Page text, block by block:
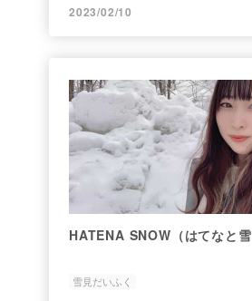
2023/02/10
HATENA SNOW（はてなと雪
雪見だいふく